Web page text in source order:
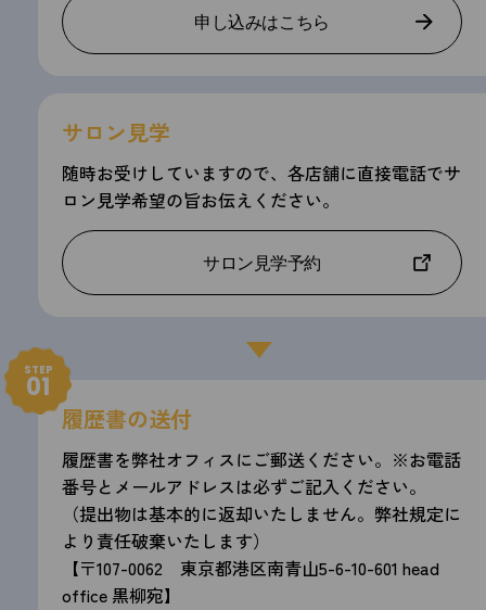
申し込みはこちら
サロン見学
随時お受けしていますので、各店舗に直接電話でサ
ロン見学希望の旨お伝えください。
サロン見学予約
STEP
01
履歴書の送付
履歴書を弊社オフィスにご郵送ください。※お電話
番号とメールアドレスは必ずご記入ください。
（提出物は基本的に返却いたしません。弊社規定に
より責任破棄いたします）
【〒107-0062 東京都港区南青山5-6-10-601 head
office 黒柳宛】